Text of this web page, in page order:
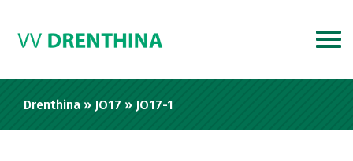
Drenthina » JO17 » JO17-1